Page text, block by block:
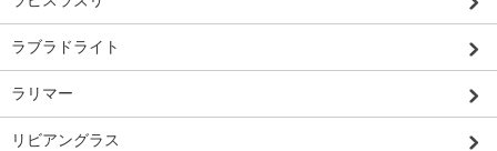
ラブラドライト
ラリマー
リビアングラス